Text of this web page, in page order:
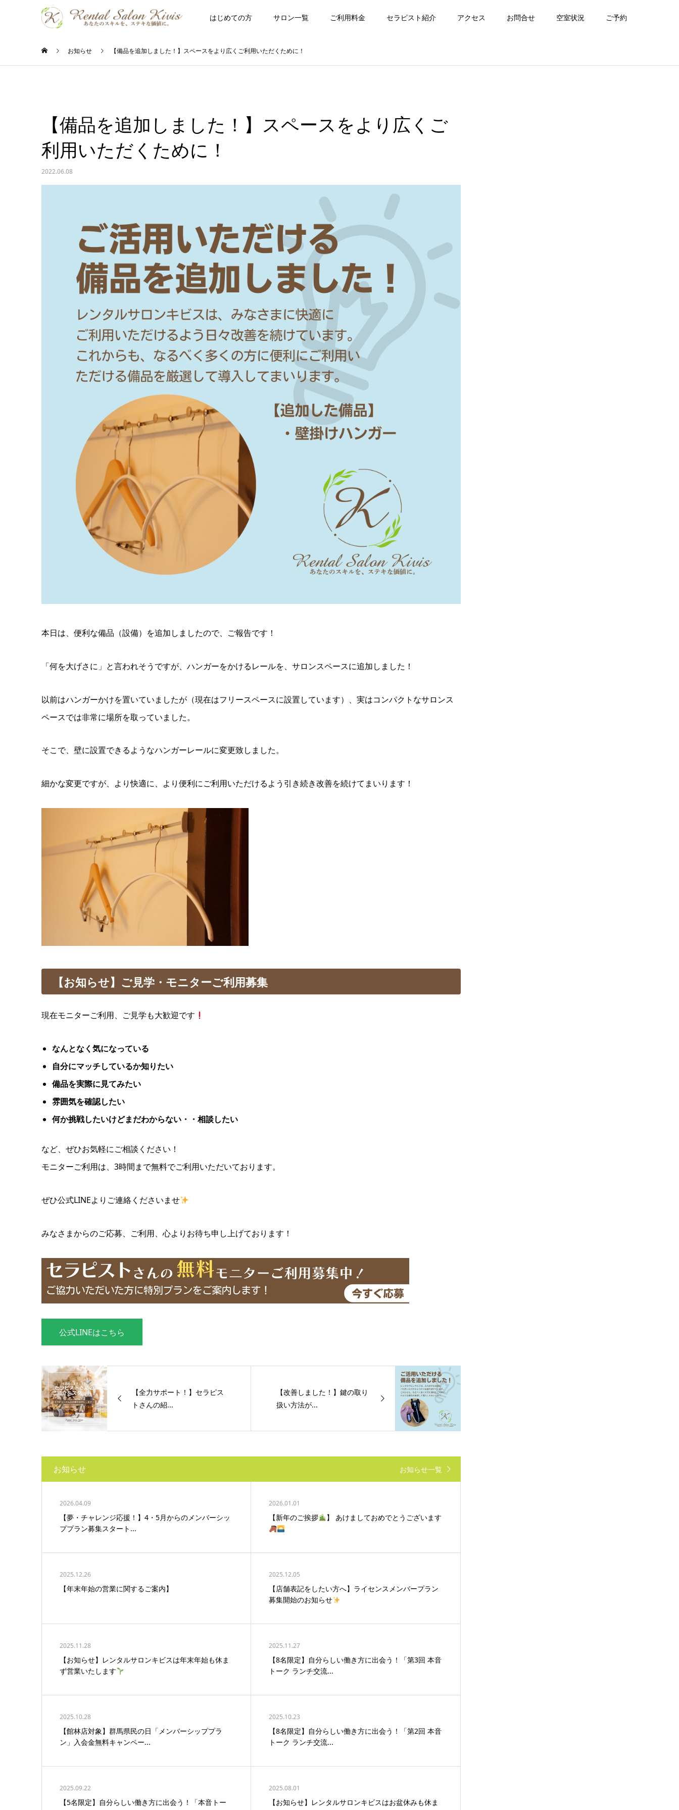
はじめての方 サロン一覧 ご利用料金 セラピスト紹介 アクセス お問合せ 空室状況 ご予約
お知らせ 【備品を追加しました！】スペースをより広くご利用いただくために！
【備品を追加しました！】スペースをより広くご
利用いただくために！
2022.06.08
本日は、便利な備品（設備）を追加しましたので、ご報告です！
「何を大げさに」と言われそうですが、ハンガーをかけるレールを、サロンスペースに追加しました！
以前はハンガーかけを置いていましたが（現在はフリースペースに設置しています）、実はコンパクトなサロンス
ペースでは非常に場所を取っていました。
そこで、壁に設置できるようなハンガーレールに変更致しました。
細かな変更ですが、より快適に、より便利にご利用いただけるよう引き続き改善を続けてまいります！
【お知らせ】ご見学・モニターご利用募集
現在モニターご利用、ご見学も大歓迎です
なんとなく気になっている
自分にマッチしているか知りたい
備品を実際に見てみたい
雰囲気を確認したい
何か挑戦したいけどまだわからない・・相談したい
など、ぜひお気軽にご相談ください！
モニターご利用は、3時間まで無料でご利用いただいております。
ぜひ公式LINEよりご連絡くださいませ
みなさまからのご応募、ご利用、心よりお待ち申し上げております！
公式LINEはこちら
【全力サポート！】セラピス
トさんの紹...
【改善しました！】鍵の取り
扱い方法が...
お知らせ お知らせ一覧
2026.04.09
【夢・チャレンジ応援！】4・5月からのメンバーシッ
ププラン募集スタート...
2026.01.01
【新年のご挨拶 】 あけましておめでとうございます
2025.12.26
【年末年始の営業に関するご案内】
2025.12.05
【店舗表記をしたい方へ】ライセンスメンバープラン
募集開始のお知らせ
2025.11.28
【お知らせ】レンタルサロンキビスは年末年始も休ま
ず営業いたします
2025.11.27
【8名限定】自分らしい働き方に出会う！「第3回 本音
トーク ランチ交流...
2025.10.28
【館林店対象】群馬県民の日「メンバーシッププラ
ン」入会金無料キャンペー...
2025.10.23
【8名限定】自分らしい働き方に出会う！「第2回 本音
トーク ランチ交流...
2025.09.22
【5名限定】自分らしい働き方に出会う！「本音トー
2025.08.01
【お知らせ】レンタルサロンキビスはお盆休みも休ま